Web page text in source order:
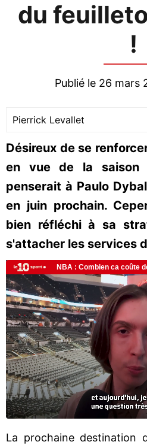
du
!
Publié le 26 mars
Pierrick Levallet
Désireux de se
en vue de la saison
penserait à Paulo
en juin prochain.
bien réfléchi à sa
s'attacher les services
La prochaine destination